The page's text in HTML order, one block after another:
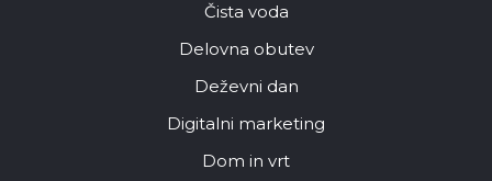
Čista voda
Delovna obutev
Deževni dan
Digitalni marketing
Dom in vrt